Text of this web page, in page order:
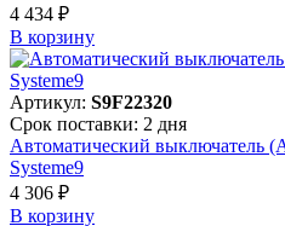
4 434 ₽
В корзинy
Артикул: S9F22320
Срок поставки: 2 дня
Автоматический выключатель
Systeme9
4 306 ₽
В корзинy